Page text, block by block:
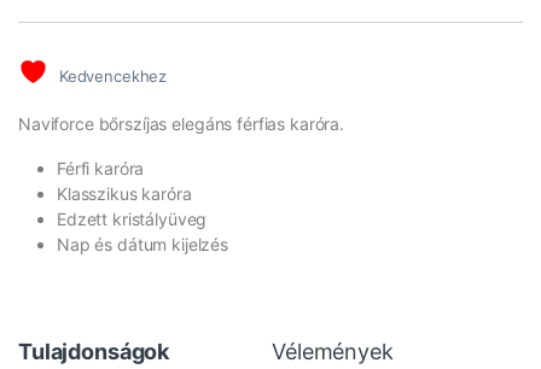
Kedvencekhez
Naviforce bőrszíjas elegáns férfias karóra.
Férfi karóra
Klasszikus karóra
Edzett kristályüveg
Nap és dátum kijelzés
Tulajdonságok Vélemények